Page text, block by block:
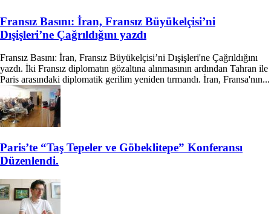
Fransız Basını: İran, Fransız Büyükelçisi’ni
Dışişleri’ne Çağrıldığını yazdı
Fransız Basını: İran, Fransız Büyükelçisi’ni Dışişleri'ne Çağrıldığını
yazdı. İki Fransız diplomatın gözaltına alınmasının ardından Tahran ile
Paris arasındaki diplomatik gerilim yeniden tırmandı. İran, Fransa'nın...
Paris’te “Taş Tepeler ve Göbeklitepe” Konferansı
Düzenlendi.